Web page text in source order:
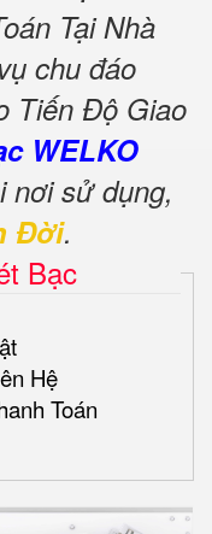
Tại Nhà
chu đáo
Tiến Độ Giao
WELKO
nơi sử dụng,
Đời.
Bạc
Hệ
Toán